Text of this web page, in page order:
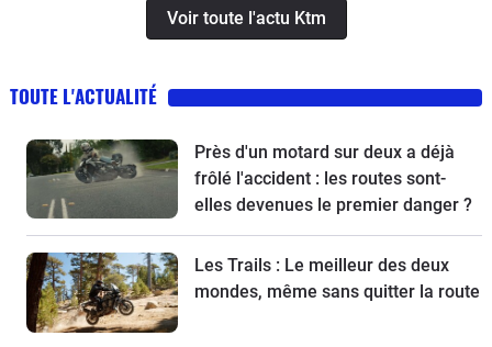
Voir toute l'actu Ktm
TOUTE L'ACTUALITÉ
Près d'un motard sur deux a déjà
frôlé l'accident : les routes sont-
elles devenues le premier danger ?
Les Trails : Le meilleur des deux
mondes, même sans quitter la route